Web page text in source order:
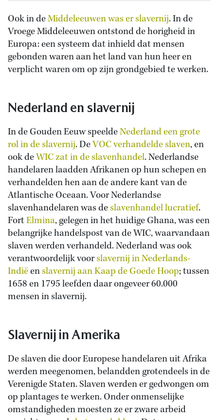
Ook in deMiddeleeuwen was er slavernij. In de
Vroege Middeleeuwen ontstond de horigheid in
Europa: een systeem dat inhield dat mensen
gebonden waren aan het land van hun heer en
verplicht waren om op zijn grondgebied te werken.
Nederland en slavernij
In de Gouden Eeuw speeldeNederland een grote
rol in de slavernij. DeVOC verhandelde slaven, en
ook deWIC zat in de slavenhandel. Nederlandse
handelaren laadden Afrikanen op hun schepen en
verhandelden hen aan de andere kant van de
Atlantische Oceaan. Voor Nederlandse
slavenhandelaren was deslavenhandel lucratief.
FortElmina, gelegen in het huidige Ghana, was een
belangrijke handelspost van de WIC, waarvandaan
slaven werden verhandeld. Nederland was ook
verantwoordelijk voorslavernij in Nederlands-
Indiëenslavernij aan Kaap de Goede Hoop; tussen
1658 en 1795 leefden daar ongeveer 60.000
mensen in slavernij.
Slavernij in Amerika
De slaven die door Europese handelaren uit Afrika
werden meegenomen, belandden grotendeels in de
Verenigde Staten. Slaven werden er gedwongen om
op plantages te werken. Onder onmenselijke
omstandigheden moesten ze er zware arbeid